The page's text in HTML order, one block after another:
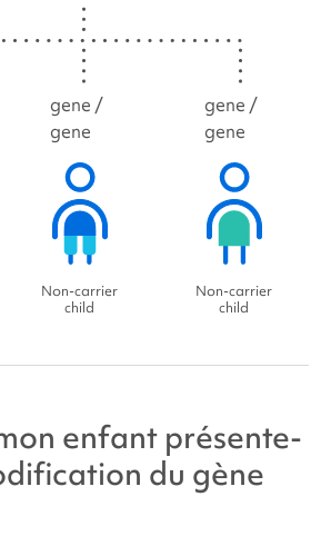
gene /
gene
Non-carrier
child
gene /
gene
Non-carrier
child
enfant présente-
du gène